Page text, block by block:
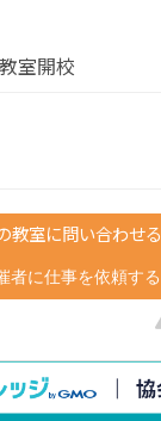
室開校
教室に問い合わせる
者に仕事を依頼する